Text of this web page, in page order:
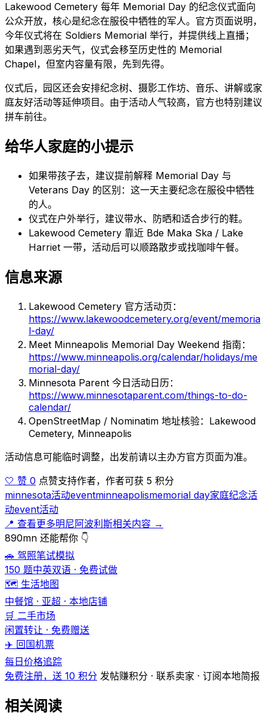
Lakewood Cemetery 每年 Memorial Day 的纪念仪式面向
公众开放，核心是纪念在服役中牺牲的军人。官方页面说明，
今年仪式将在 Soldiers Memorial 举行，并提供线上直播；
如果遇到恶劣天气，仪式会移至历史性的 Memorial
Chapel，但室内容量有限，先到先得。
仪式后，园区还会安排纪念树、摄影工作坊、音乐、讲解或家
庭友好活动等延伸项目。由于活动人气较高，官方也特别建议
拼车前往。
给华人家庭的小提示
如果带孩子去，建议提前解释 Memorial Day 与
Veterans Day 的区别：这一天主要纪念在服役中牺牲
的人。
仪式在户外举行，建议带水、防晒和适合步行的鞋。
Lakewood Cemetery 靠近 Bde Maka Ska / Lake
Harriet 一带，活动后可以顺路散步或找咖啡午餐。
信息来源
Lakewood Cemetery 官方活动页：
https://www.lakewoodcemetery.org/event/memoria
l-day/
Meet Minneapolis Memorial Day Weekend 指南：
https://www.minneapolis.org/calendar/holidays/me
morial-day/
Minnesota Parent 今日活动日历：
https://www.minnesotaparent.com/things-to-do-
calendar/
OpenStreetMap / Nominatim 地址核验：Lakewood
Cemetery, Minneapolis
活动信息可能临时调整，出发前请以主办方官方页面为准。
🤍 赞 0 点赞支持作者，作者可获 5 积分
minnesota活动eventminneapolismemorial day家庭纪念活
动event活动
📍 查看更多明尼阿波利斯相关内容 →
890mn 还能帮你 👇
🚗 驾照笔试模拟
150 题中英双语 · 免费试做
🗺️ 生活地图
中餐馆 · 亚超 · 本地店铺
🛒 二手市场
闲置转让 · 免费赠送
✈️ 回国机票
每日价格追踪
免费注册，送 10 积分 发帖赚积分 · 联系卖家 · 订阅本地简报
相关阅读